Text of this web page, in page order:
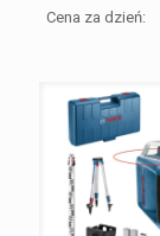
Cena za dzień: